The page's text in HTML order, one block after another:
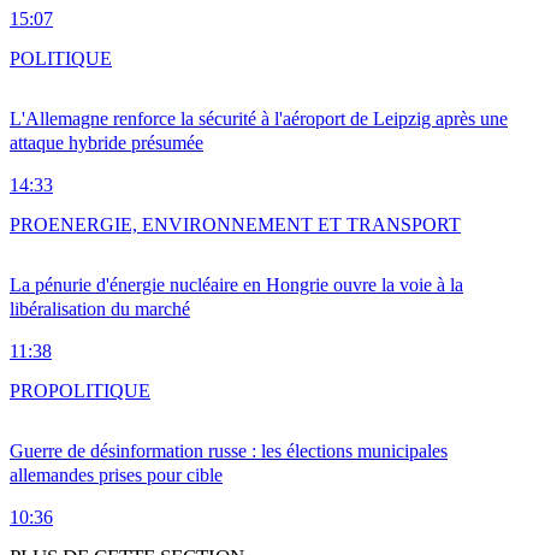
15:07
L'Allemagne renforce la sécurité à l'aéroport de Leipzig après une
attaque hybride présumée
14:33
POLITIQUE
La pénurie d'énergie nucléaire en Hongrie ouvre la voie à la
libéralisation du marché
11:38
PROENERGIE, ENVIRONNEMENT ET TRANSPORT
Guerre de désinformation russe : les élections municipales
allemandes prises pour cible
10:36
PROPOLITIQUE